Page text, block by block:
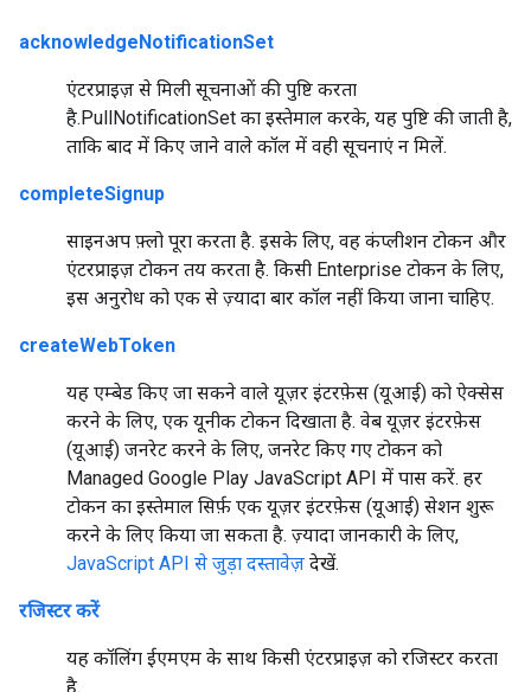
acknowledgeNotificationSet
एंटरप्राइज़ से मिली सूचनाओं की पुष्टि करता
है.PullNotificationSet का इस्तेमाल करके, यह पुष्टि की जाती है,
ताकि बाद में किए जाने वाले कॉल में वही सूचनाएं न मिलें.
completeSignup
साइनअप फ़्लो पूरा करता है. इसके लिए, वह कंप्लीशन टोकन और
एंटरप्राइज़ टोकन तय करता है. किसी Enterprise टोकन के लिए,
इस अनुरोध को एक से ज़्यादा बार कॉल नहीं किया जाना चाहिए.
createWebToken
यह एम्बेड किए जा सकने वाले यूज़र इंटरफ़ेस (यूआई) को ऐक्सेस
करने के लिए, एक यूनीक टोकन दिखाता है. वेब यूज़र इंटरफ़ेस
(यूआई) जनरेट करने के लिए, जनरेट किए गए टोकन को
Managed Google Play JavaScript API में पास करें. हर
टोकन का इस्तेमाल सिर्फ़ एक यूज़र इंटरफ़ेस (यूआई) सेशन शुरू
करने के लिए किया जा सकता है. ज़्यादा जानकारी के लिए,
JavaScript API से जुड़ा दस्तावेज़ देखें.
रजिस्टर करें
यह कॉलिंग ईएमएम के साथ किसी एंटरप्राइज़ को रजिस्टर करता
है.